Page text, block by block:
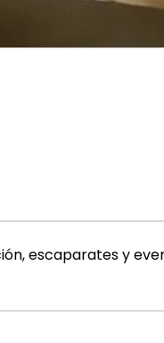
escaparates y